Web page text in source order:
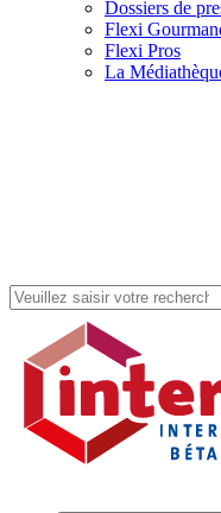
Dossiers de
Flexi
Flexi Pros
La
Rechercher
dans
site